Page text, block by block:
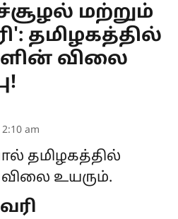
மற்றும்
தமிழகத்தில்
விலை
am
தமிழகத்தில்
உயரும்.